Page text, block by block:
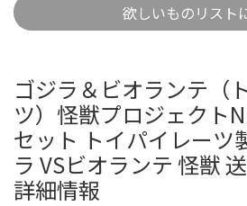
欲しいものリスト
ゴジラ＆ビオランテ（
ツ）怪獣プロジェク
セット トイパイレーツ
ラ VSビオランテ 怪獣
詳細情報